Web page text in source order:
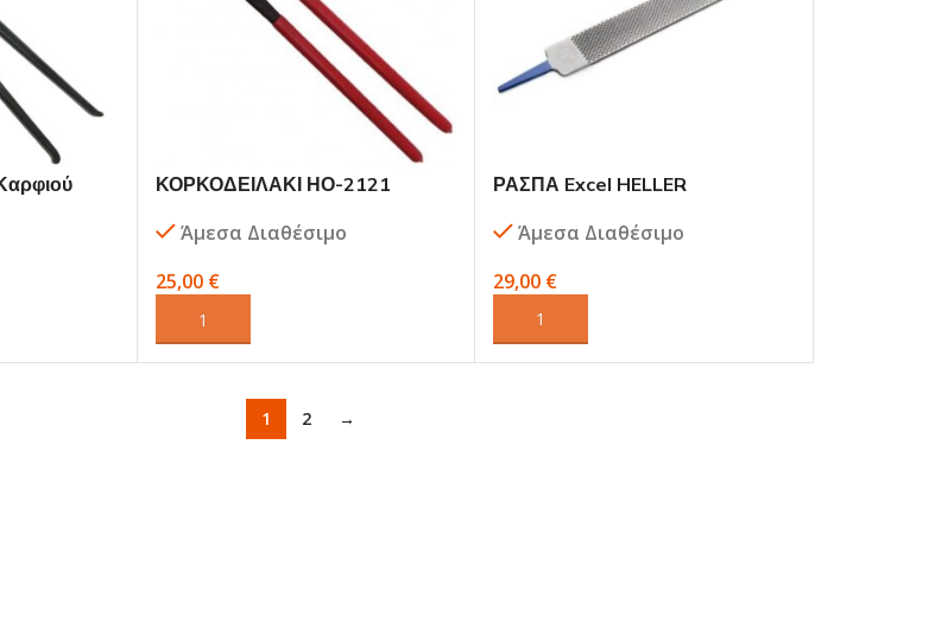
ΚΟΡΚΟΔΕΙΛΑΚΙ ΗΟ-2121
Άμεσα Διαθέσιμο
25,00 €
ΠΡΟΣΘΉΚΗ ΣΤΟ ΚΑΛΆΘΙ
ΡΑΣΠΑ Excel HELLER
Άμεσα Διαθέσιμο
29,00 €
ΠΡΟΣΘΉΚΗ ΣΤΟ ΚΑΛΆΘΙ
1 2 →